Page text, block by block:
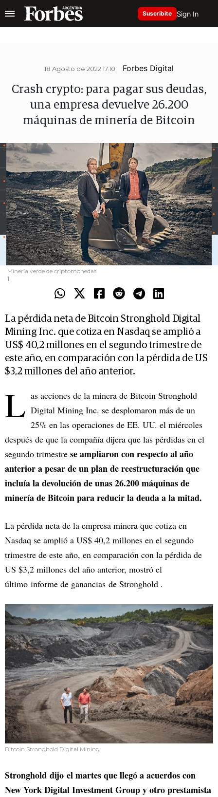
Suscribite Sign In
18 Agosto de 2022 17.10 Forbes Digital
Crash crypto: para pagar sus deudas,
una empresa devuelve 26.200
máquinas de minería de Bitcoin
Minería verde de criptomonedas
1
La pérdida neta de Bitcoin Stronghold Digital
Mining Inc. que cotiza en Nasdaq se amplió a
US$ 40,2 millones en el segundo trimestre de
este año, en comparación con la pérdida de US
$3,2 millones del año anterior.
L as acciones de la minera de Bitcoin Stronghold
Digital Mining Inc. se desplomaron más de un
25% en las operaciones de EE. UU. el miércoles
después de que la compañía dijera que las pérdidas en el
segundo trimestre se ampliaron con respecto al año
anterior a pesar de un plan de reestructuración que
incluía la devolución de unas 26.200 máquinas de
minería de Bitcoin para reducir la deuda a la mitad.
La pérdida neta de la empresa minera que cotiza en
Nasdaq se amplió a US$ 40,2 millones en el segundo
trimestre de este año, en comparación con la pérdida de
US $3,2 millones del año anterior, mostró el
último informe de ganancias de Stronghold .
Bitcoin Stronghold Digital Mining
Stronghold dijo el martes que llegó a acuerdos con
New York Digital Investment Group y otro prestamista